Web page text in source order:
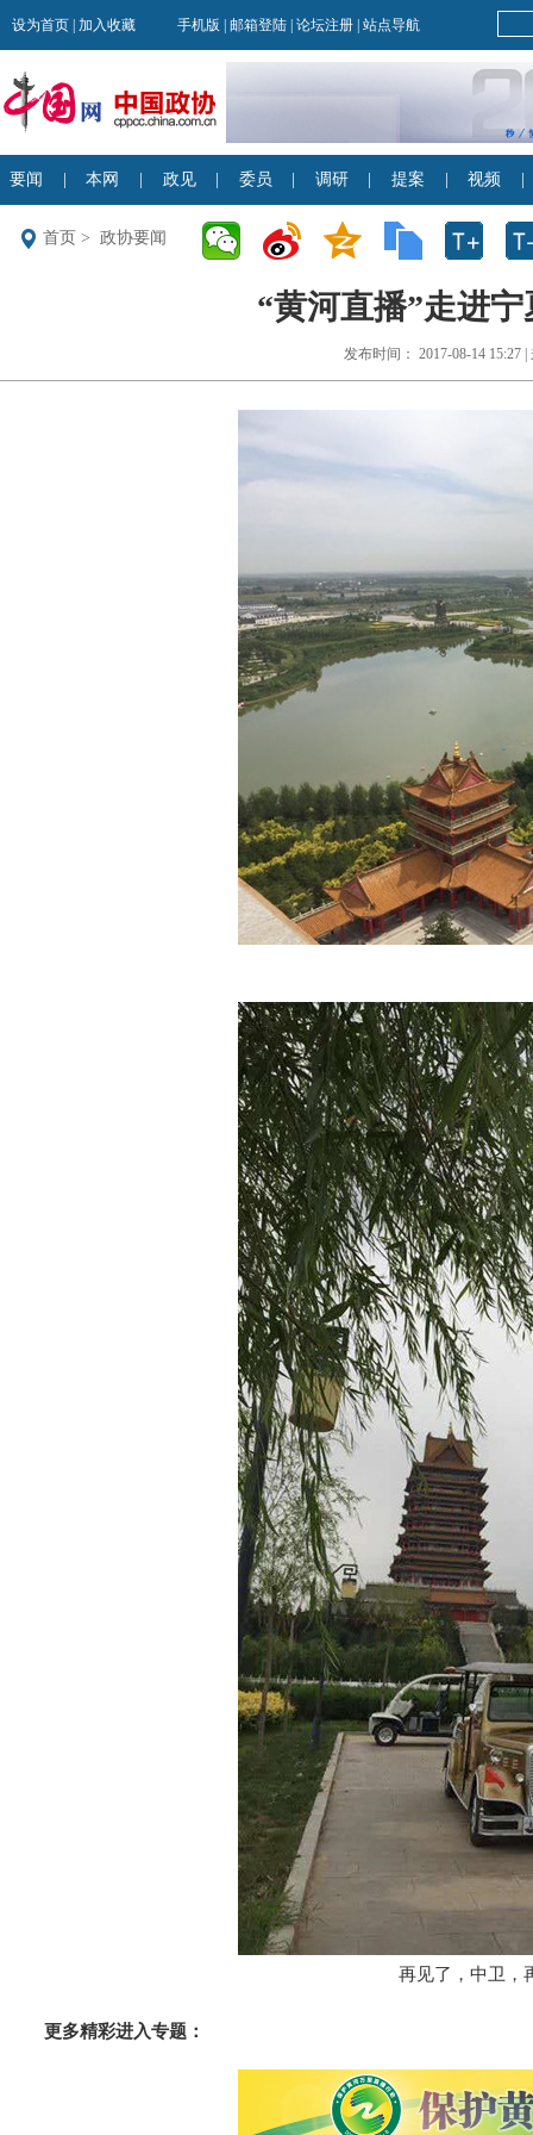
首页 > 政协要闻
“黄河直播”走进
发布时间： 2017-08-14 15:27
再见了，中卫，
更多精彩进入专题：